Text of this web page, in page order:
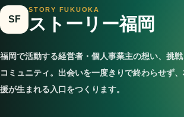
SF
STORY FUKUOKA
ストーリー福岡
福岡で活動する経営者・個人事業主の想い、挑
コミュニティ。出会いを一度きりで終わらせず
援が生まれる入口をつくります。